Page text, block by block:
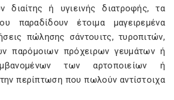
διαίτης ή υγιεινής διατροφής, τα
παραδίδουν έτοιμα μαγειρεμένα
πώλησης σάντουιτς, τυροπιτών,
παρόμοιων πρόχειρων γευμάτων ή
των αρτοποιείων ή
περίπτωση που πωλούν αντίστοιχα